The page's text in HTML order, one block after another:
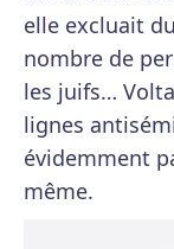
elle excluait
nombre de
les juifs…
lignes
évidemment
même.